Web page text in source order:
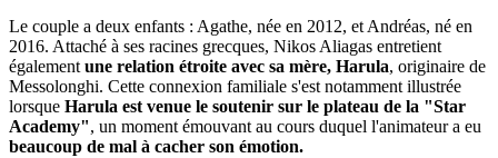
Le couple a deux enfants : Agathe, née en 2012, et Andréas, né en
2016. Attaché à ses racines grecques, Nikos Aliagas entretient
égalementune relation étroite avec sa mère, Harula, originaire de
Messolonghi. Cette connexion familiale s'est notamment illustrée
lorsque Harula est venue le soutenir sur le plateau de la "Star
Academy", un moment émouvant au cours duquel l'animateur a eu
beaucoup de mal à cacher son émotion.